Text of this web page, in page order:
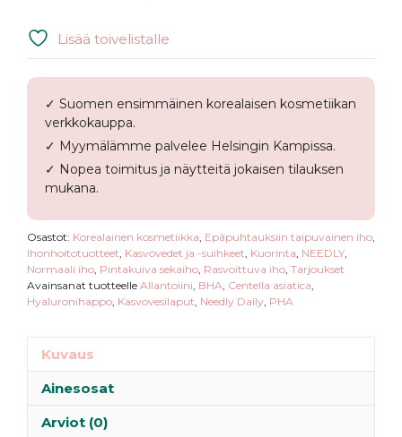
Lisää toivelistalle
✓ Suomen ensimmäinen korealaisen kosmetiikan
verkkokauppa.
✓ Myymälämme palvelee Helsingin Kampissa.
✓ Nopea toimitus ja näytteitä jokaisen tilauksen
mukana.
Osastot: Korealainen kosmetiikka, Epäpuhtauksiin taipuvainen iho,
Ihonhoitotuotteet, Kasvovedet ja -suihkeet, Kuorinta, NEEDLY,
Normaali iho, Pintakuiva sekaiho, Rasvoittuva iho, Tarjoukset
Avainsanat tuotteelle Allantoiini, BHA, Centella asiatica,
Hyaluronihappo, Kasvovesilaput, Needly Daily, PHA
Kuvaus
Ainesosat
Arviot (0)